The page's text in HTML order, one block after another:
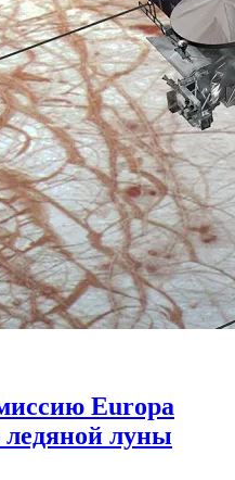
Europa
луны